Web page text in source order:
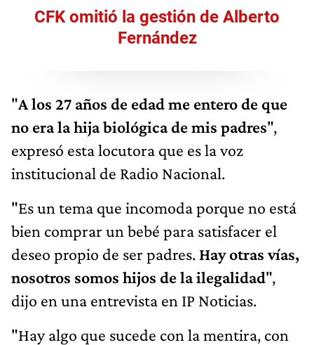
CFK omitió la gestión de Alberto
Fernández
"A los 27 años de edad me entero de que
no era la hija biológica de mis padres",
expresó esta locutora que es la voz
institucional de Radio Nacional.
"Es un tema que incomoda porque no está
bien comprar un bebé para satisfacer el
deseo propio de ser padres. Hay otras vías,
nosotros somos hijos de la ilegalidad",
dijo en una entrevista en IP Noticias.
"Hay algo que sucede con la mentira, con